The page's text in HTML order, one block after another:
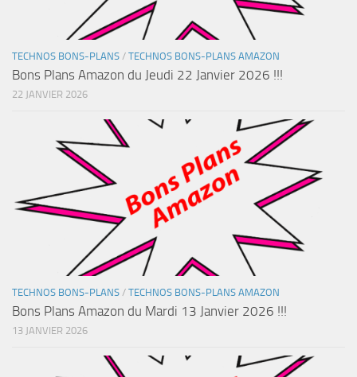
TECHNOS BONS-PLANS / TECHNOS BONS-PLANS AMAZON
Bons Plans Amazon du Jeudi 22 Janvier 2026 !!!
22 JANVIER 2026
TECHNOS BONS-PLANS / TECHNOS BONS-PLANS AMAZON
Bons Plans Amazon du Mardi 13 Janvier 2026 !!!
13 JANVIER 2026